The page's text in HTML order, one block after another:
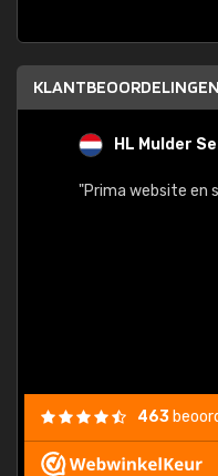
KLANTBEOORDELINGEN
HL Mulder
"Prima website en
463